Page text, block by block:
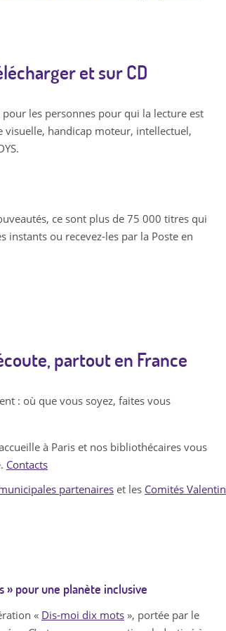
et sur CD
pour les personnes pour qui la lecture est
handicap moteur, intellectuel,
ce sont plus de 75 000 titres qui
instants ou recevez-les par la Poste en
partout en France
: où que vous soyez, faites vous
à Paris et nos bibliothécaires vous
Contacts
partenaires et les Comités Valentin
» pour une planète inclusive
« Dis-moi dix mots », portée par le